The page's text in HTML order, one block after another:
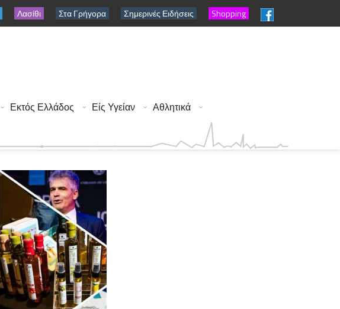
Λασίθι Στα Γρήγορα Σημερινές Ειδήσεις Shopping
Εκτός Ελλάδος Είς Υγείαν
Αθλητικά